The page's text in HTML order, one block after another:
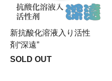
新抗酸化溶液入り活性
剤“深遠”
SOLD OUT